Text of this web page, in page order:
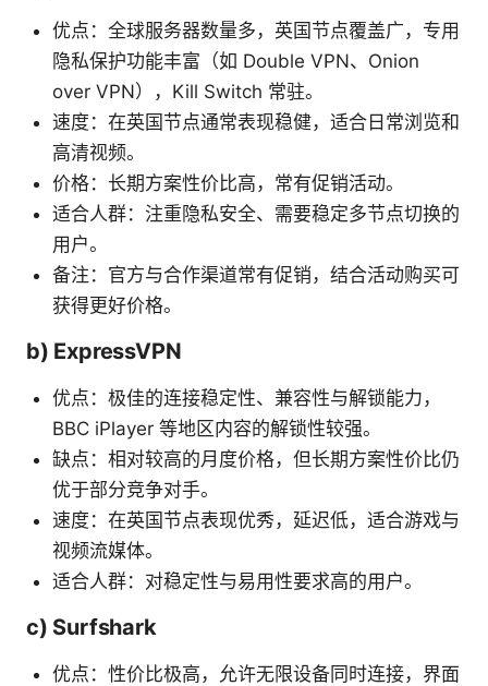
优点：全球服务器数量多，英国节点覆盖广，专用
隐私保护功能丰富（如 Double VPN、Onion
over VPN），Kill Switch 常驻。
速度：在英国节点通常表现稳健，适合日常浏览和
高清视频。
价格：长期方案性价比高，常有促销活动。
适合人群：注重隐私安全、需要稳定多节点切换的
用户。
备注：官方与合作渠道常有促销，结合活动购买可
获得更好价格。
b) ExpressVPN
优点：极佳的连接稳定性、兼容性与解锁能力，
BBC iPlayer 等地区内容的解锁性较强。
缺点：相对较高的月度价格，但长期方案性价比仍
优于部分竞争对手。
速度：在英国节点表现优秀，延迟低，适合游戏与
视频流媒体。
适合人群：对稳定性与易用性要求高的用户。
c) Surfshark
优点：性价比极高，允许无限设备同时连接，界面